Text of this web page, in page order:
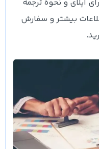
اپلای و نحوه ترجمه
بیشتر و سفارش